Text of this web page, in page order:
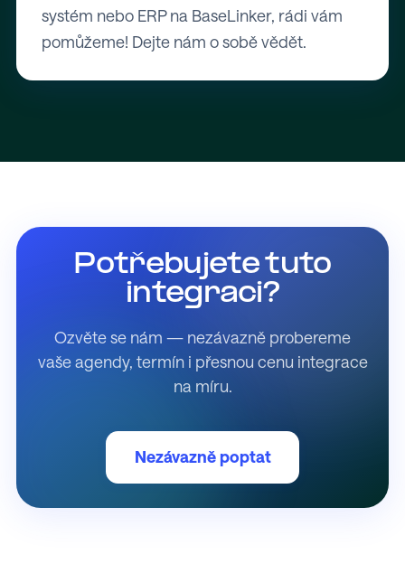
systém nebo ERP na BaseLinker, rádi vám
pomůžeme! Dejte nám o sobě vědět.
Potřebujete tuto
integraci?
Ozvěte se nám — nezávazně probereme
vaše agendy, termín i přesnou cenu integrace
na míru.
Nezávazně poptat